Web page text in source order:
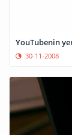
YouTubenin
30-11-2008